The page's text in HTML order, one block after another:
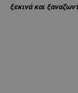
ξεκινά και